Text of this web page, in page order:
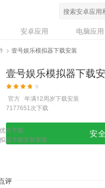
安卓应用 电脑应用
专题
> 壹号娱乐模拟器下载安装
壹号娱乐模拟器下载
官方 年满12周岁下载安装
7177651次下载
先下载
器下载安装安装
安
评